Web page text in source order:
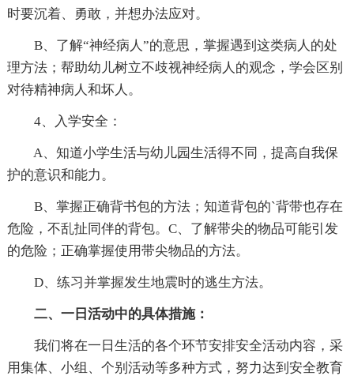
时要沉着、勇敢，并想办法应对。
B、了解“神经病人”的意思，掌握遇到这类病人的处
理方法；帮助幼儿树立不歧视神经病人的观念，学会区别
对待精神病人和坏人。
4、入学安全：
A、知道小学生活与幼儿园生活得不同，提高自我保
护的意识和能力。
B、掌握正确背书包的方法；知道背包的`背带也存在
危险，不乱扯同伴的背包。C、了解带尖的物品可能引发
的危险；正确掌握使用带尖物品的方法。
D、练习并掌握发生地震时的逃生方法。
二、一日活动中的具体措施：
我们将在一日生活的各个环节安排安全活动内容，采
用集体、小组、个别活动等多种方式，努力达到安全教育